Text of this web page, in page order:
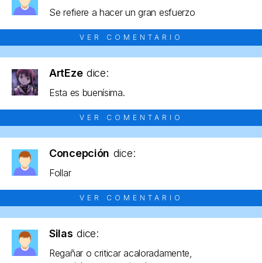
Se refiere a hacer un gran esfuerzo
VER COMENTARIO
ArtEze dice:
Esta es buenísima.
VER COMENTARIO
Concepción dice:
Follar
VER COMENTARIO
Silas dice:
Regañar o criticar acaloradamente,